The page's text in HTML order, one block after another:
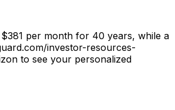
per month for 40 years, while a
investor-resources-
to see your personalized